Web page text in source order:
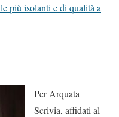
più isolanti e di qualità a
Per Arquata
Scrivia, affidati al